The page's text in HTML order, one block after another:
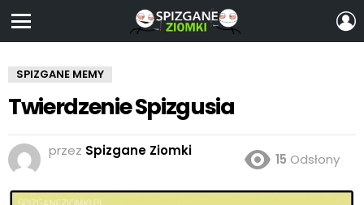
SPIZGANE MEMY
Twierdzenie Spizgusia
przez Spizgane Ziomki
15 Odsłony